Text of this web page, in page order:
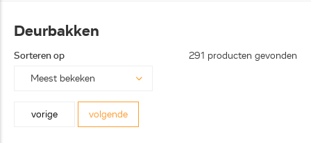
Deurbakken
Sorteren op 291 producten gevonden
vorige volgende